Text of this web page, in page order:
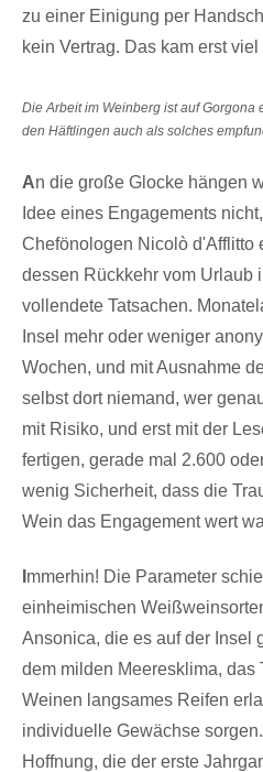
zu einer Einigung per
kein Vertrag. Das kam erst viel
Die Arbeit im Weinberg ist auf
den Häftlingen auch als solches
An die große Glocke hängen
Idee eines Engagements
Chefönologen Nicolò d'Afflitto
dessen Rückkehr vom Urlaub
vollendete Tatsachen.
Insel mehr oder weniger
Wochen, und mit Ausnahme
selbst dort niemand, wer
mit Risiko, und erst mit der
fertigen, gerade mal 2.600
wenig Sicherheit, dass die
Wein das Engagement wert
mmerhin! Die Parameter
einheimischen
Ansonica, die es auf der Insel
dem milden Meeresklima, das
Weinen langsames Reifen
individuelle Gewächse
Hoffnung, die der erste